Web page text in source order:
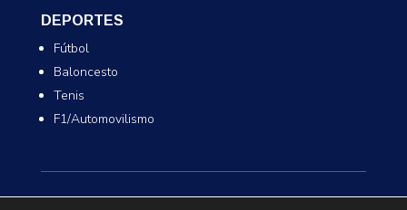
DEPORTES
Fútbol
Baloncesto
Tenis
F1/Automovilismo